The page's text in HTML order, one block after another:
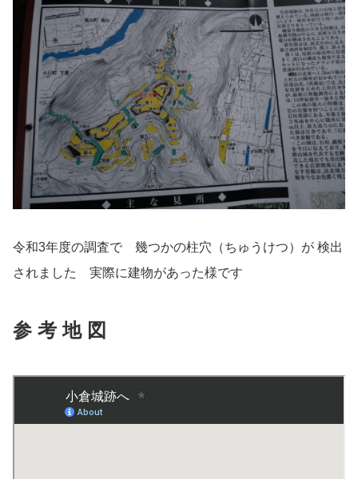
令和3年度の調査で 幾つかの柱穴（ちゅうけつ）が 検出
されました 実際に建物があった様です
参 考 地 図